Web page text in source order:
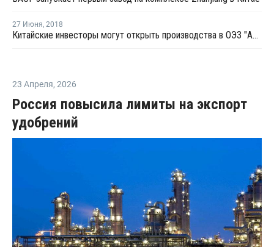
27 Июня, 2018
Китайские инвесторы могут открыть производства в ОЭЗ "Алабуга" в 2021-2023 годах
23 Апреля, 2026
Россия повысила лимиты на экспорт
удобрений